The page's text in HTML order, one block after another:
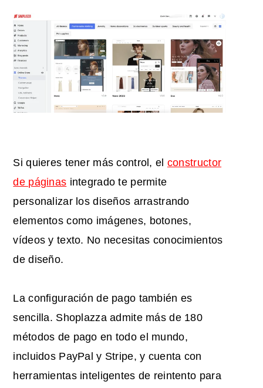
Si quieres tener más control, el constructor
de páginas integrado te permite
personalizar los diseños arrastrando
elementos como imágenes, botones,
vídeos y texto. No necesitas conocimientos
de diseño.
La configuración de pago también es
sencilla. Shoplazza admite más de 180
métodos de pago en todo el mundo,
incluidos PayPal y Stripe, y cuenta con
herramientas inteligentes de reintento para